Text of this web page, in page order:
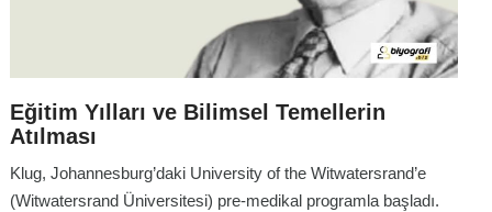
Eğitim Yılları ve Bilimsel Temellerin
Atılması
Klug, Johannesburg’daki University of the Witwatersrand’e
(Witwatersrand Üniversitesi) pre-medikal programla başladı.